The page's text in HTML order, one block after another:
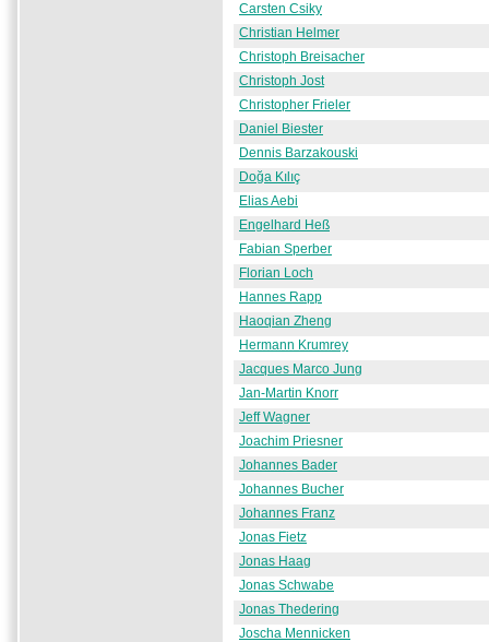
Carsten Csiky
Christian Helmer
Christoph Breisacher
Christoph Jost
Christopher Frieler
Daniel Biester
Dennis Barzakouski
Doğa Kılıç
Elias Aebi
Engelhard Heß
Fabian Sperber
Florian Loch
Hannes Rapp
Haoqian Zheng
Hermann Krumrey
Jacques Marco Jung
Jan-Martin Knorr
Jeff Wagner
Joachim Priesner
Johannes Bader
Johannes Bucher
Johannes Franz
Jonas Fietz
Jonas Haag
Jonas Schwabe
Jonas Thedering
Joscha Mennicken